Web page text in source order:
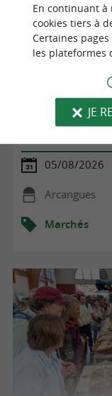
Marché du
05/08/2026
Arcangues
Marchés
En continuant à
cookies tiers à
Certaines
les plateformes
JE